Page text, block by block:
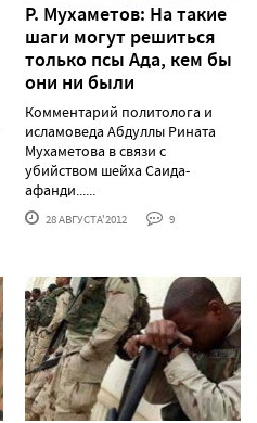
Р. Мухаметов: На такие
шаги могут решиться
только псы Ада, кем бы
они ни были
Комментарий политолога и
исламоведа Абдуллы Рината
Мухаметова в связи с
убийством шейха Саида-
афанди......
28 АВГУСТА'2012 9